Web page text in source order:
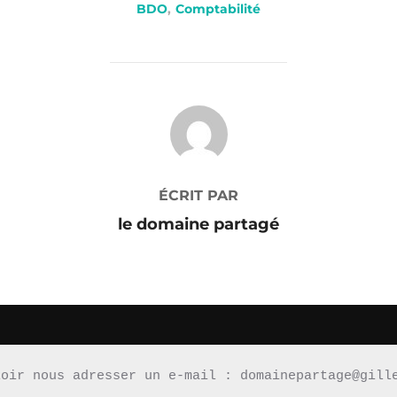
BDO, Comptabilité
AUTEUR DE LA PUBLICATION
ÉCRIT PAR
le domaine partagé
nous adresser un e-mail :